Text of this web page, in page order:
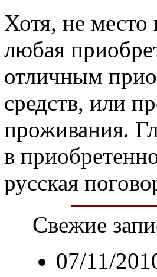
Хотя, не место
любая
отличным
средств, или
проживания.
в
русская
Свежие
07/11/